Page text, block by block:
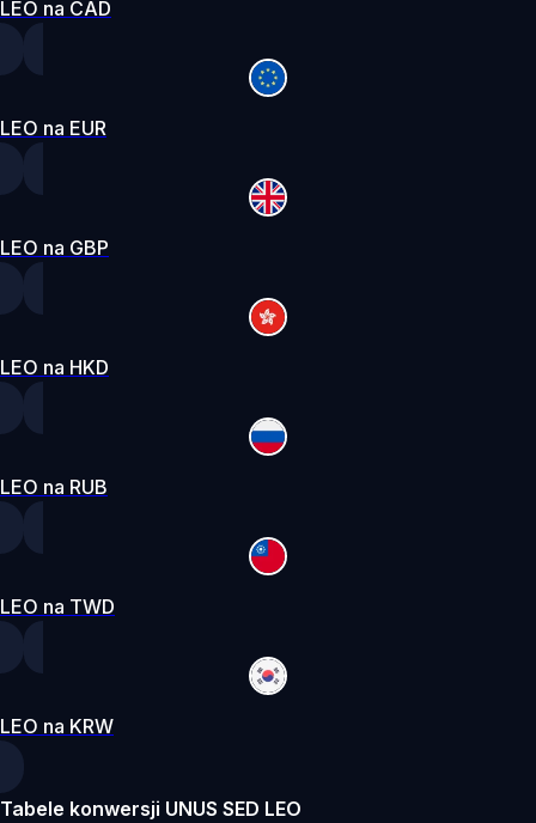
LEO na CAD
LEO na EUR
LEO na GBP
LEO na HKD
LEO na RUB
LEO na TWD
LEO na KRW
Tabele konwersji UNUS SED LEO